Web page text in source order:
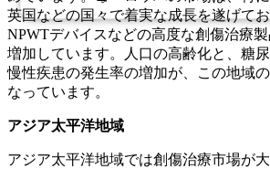
英国などの国々で着実な成長を遂げて
NPWTデバイスなどの高度な創傷治療
増加しています。人口の高齢化と、糖
慢性疾患の発生率の増加が、この地域
なっています。
アジア太平洋地域
アジア太平洋地域では創傷治療市場が